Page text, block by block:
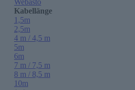
Webasto
Kabellänge
1,5m
2,5m
4 m / 4,5 m
5m
6m
7 m / 7,5 m
8 m / 8,5 m
10m